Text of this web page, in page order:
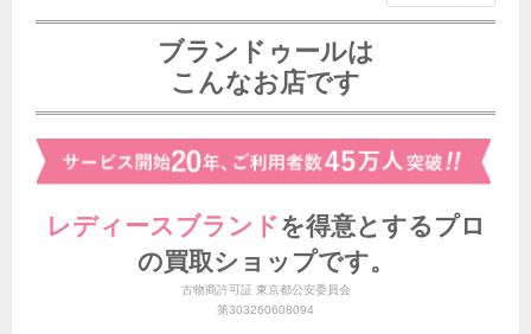
ブランドゥールは
こんなお店です
レディースブランド を得意とする プロ
の買取ショップです。
古物商許可証 東京都公安委員会
第303260608094